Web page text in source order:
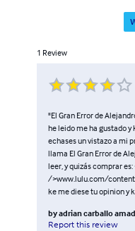
1 Review
"El Gran Error de
he leido me ha gustado
echases un vistazo a mi
llama El Gran Error de
leer, y quizás comprar
/>www.lulu.com/
ke me diese tu opinion y
byadrian carballo
Report this review